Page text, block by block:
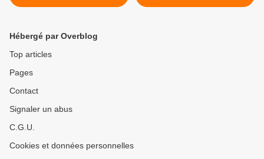
Hébergé par Overblog
Top articles
Pages
Contact
Signaler un abus
C.G.U.
Cookies et données personnelles